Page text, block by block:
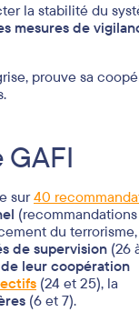
la stabilité du
mesures de
prouve sa
sur40
(recommandations
du
de supervision (26
leur coopération
(24 et 25), la
(6 et 7).